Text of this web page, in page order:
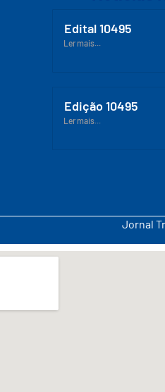
Edital 10495
Ler mais...
Edição 10495
Ler mais...
Jornal